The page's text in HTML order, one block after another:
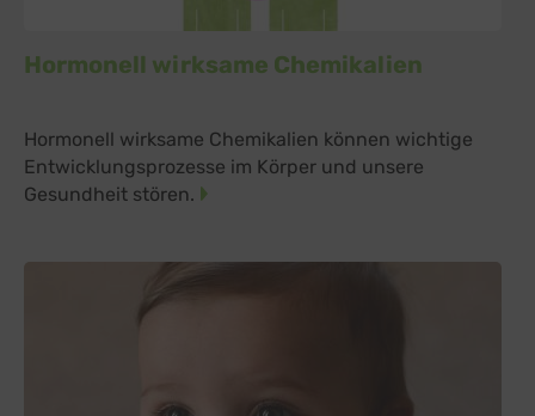
Hormonell wirksame Chemikalien
Hormonell wirksame Chemikalien können wichtige
Entwicklungsprozesse im Körper und unsere
Gesundheit stören.